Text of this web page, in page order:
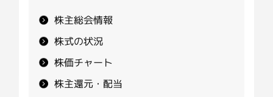
株主総会情報
株式の状況
株価チャート
株主還元・配当